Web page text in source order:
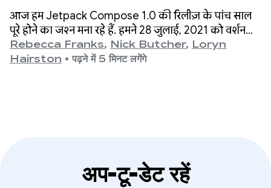
आज हम Jetpack Compose 1.0 की रिलीज़ के पांच साल
पूरे होने का जश्न मना रहे हैं. हमने 28 जुलाई, 2021 को वर्शन
1.0 लॉन्च किया था. इसके बाद, हमने वर्शन 1.11 लॉन्च किया.
इन वर्शन के बीच, हमने एपीआई में कई बड़े बदलाव किए हैं.
Rebecca Franks, Nick Butcher, Loryn
Hairston • पढ़ने में 5 मिनट लगेंगे
अप-टू-डेट रहें